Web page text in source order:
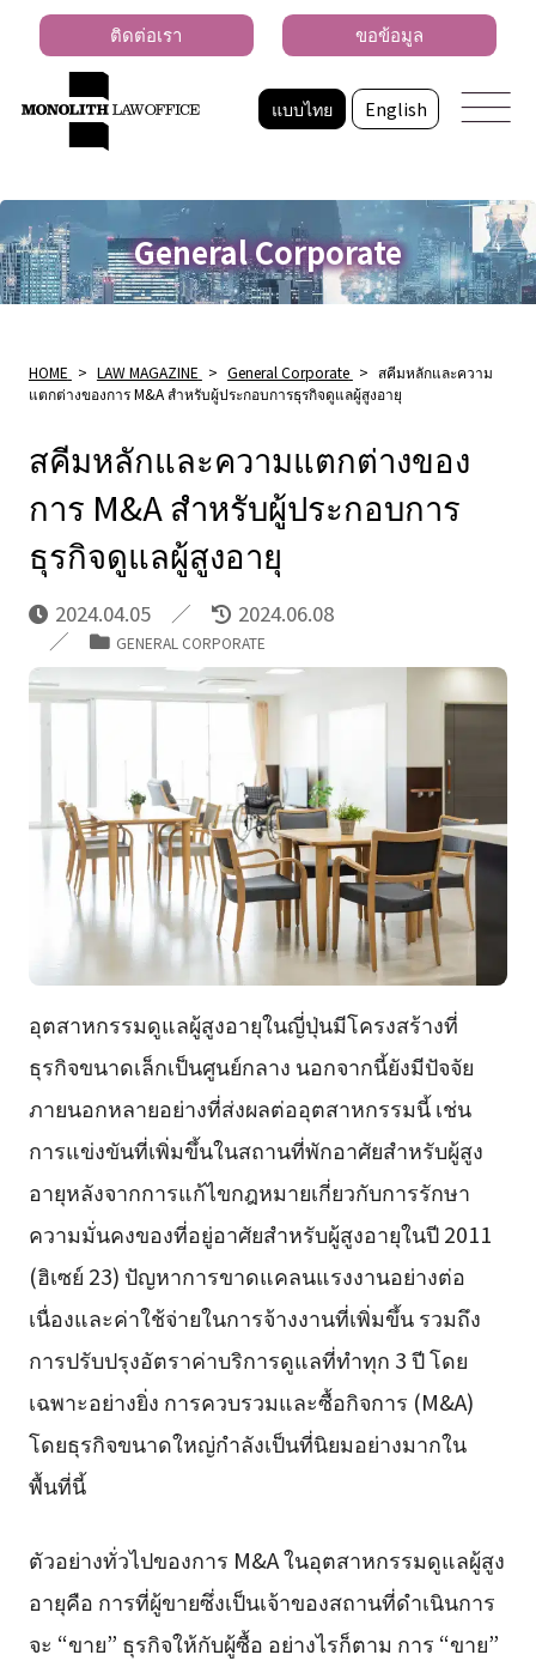
แบบไทย English
ติดต่อเรา ขอข้อมูล
General Corporate
HOME > LAW MAGAZINE > General Corporate > สคีมหลักและความ
แตกต่างของการ M&A สําหรับผู้ประกอบการธุรกิจดูแลผู้สูงอายุ
สคีมหลักและความแตกต่างของ
การ M&A สําหรับผู้ประกอบการ
ธุรกิจดูแลผู้สูงอายุ
2024.04.05 2024.06.08
GENERAL CORPORATE
อุตสาหกรรมดูแลผู้สูงอายุในญี่ปุ่นมีโครงสร้างที่
ธุรกิจขนาดเล็กเป็นศูนย์กลาง นอกจากนี้ยังมีปัจจัย
ภายนอกหลายอย่างที่ส่งผลต่ออุตสาหกรรมนี้ เช่น
การแข่งขันที่เพิ่มขึ้นในสถานที่พักอาศัยสำหรับผู้สูง
อายุหลังจากการแก้ไขกฎหมายเกี่ยวกับการรักษา
ความมั่นคงของที่อยู่อาศัยสำหรับผู้สูงอายุในปี 2011
(ฮิเซย์ 23) ปัญหาการขาดแคลนแรงงานอย่างต่อ
เนื่องและค่าใช้จ่ายในการจ้างงานที่เพิ่มขึ้น รวมถึง
การปรับปรุงอัตราค่าบริการดูแลที่ทำทุก 3 ปี โดย
เฉพาะอย่างยิ่ง การควบรวมและซื้อกิจการ (M&A)
โดยธุรกิจขนาดใหญ่กำลังเป็นที่นิยมอย่างมากใน
พื้นที่นี้
ตัวอย่างทั่วไปของการ M&A ในอุตสาหกรรมดูแลผู้สูง
อายุคือ การที่ผู้ขายซึ่งเป็นเจ้าของสถานที่ดำเนินการ
จะ “ขาย” ธุรกิจให้กับผู้ซื้อ อย่างไรก็ตาม การ “ขาย”